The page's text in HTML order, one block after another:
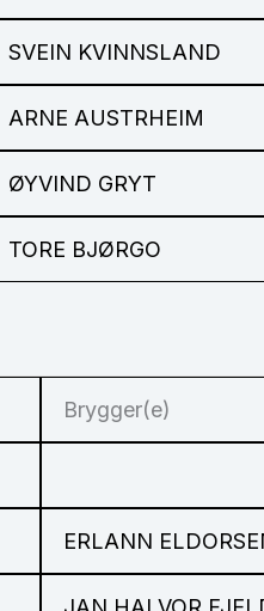
SVEIN KVINNSLAND
ARNE AUSTRHEIM
ØYVIND GRYT
TORE BJØRGO
Brygger(e)
ERLANN